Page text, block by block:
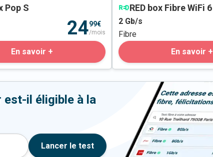
Pop S
2499€
/mois
En savoir +
RED box Fibre WiFi 6
2 Gb/s
Fibre
En savoir +
est-il éligible à la
Lancer le test